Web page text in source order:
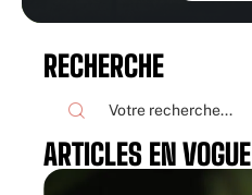
RECHERCHE
ARTICLES EN VOGUE